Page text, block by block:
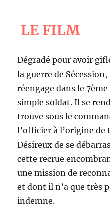
LE FILM
Dégradé pour avoir
la guerre de
réengage dans le
simple soldat. Il se
trouve sous le
l’officier à l’origine de
Désireux de se
cette recrue
une mission de
et dont il n’a que très
indemne.